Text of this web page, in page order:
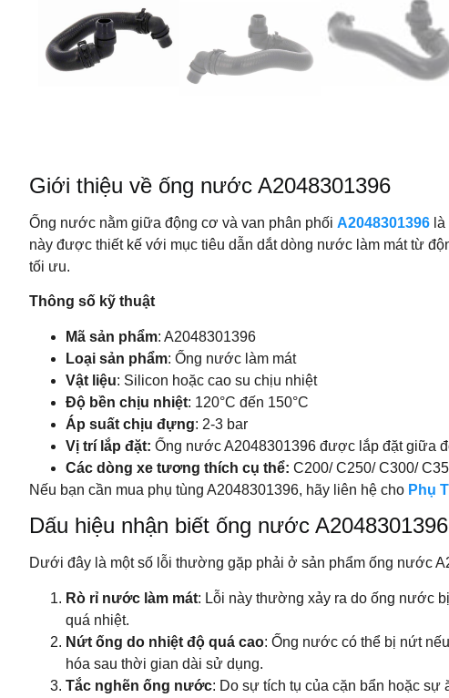
Giới thiệu về ống nước A2048301396
Ống nước nằm giữa động cơ và van phân phối A2048301396
này được thiết kế với mục tiêu dẫn dắt dòng nước làm mát từ
tối ưu.
Thông số kỹ thuật
Mã sản phẩm: A2048301396
Loại sản phẩm: Ống nước làm mát
Vật liệu: Silicon hoặc cao su chịu nhiệt
Độ bền chịu nhiệt: 120°C đến 150°C
Áp suất chịu đựng: 2-3 bar
Vị trí lắp đặt: Ống nước A2048301396 được lắp đặt giữa
Các dòng xe tương thích cụ thể: C200/ C250/ C300/
Nếu bạn cần mua phụ tùng A2048301396, hãy liên hệ cho Phụ
Dấu hiệu nhận biết ống nước
Dưới đây là một số lỗi thường gặp phải ở sản phẩm ống nước
Rò rỉ nước làm mát: Lỗi này thường xảy ra do ống nước
quá nhiệt.
Nứt ống do nhiệt độ quá cao: Ống nước có thể bị nứt
hóa sau thời gian dài sử dụng.
Tắc nghẽn ống nước: Do sự tích tụ của cặn bẩn hoặc sự